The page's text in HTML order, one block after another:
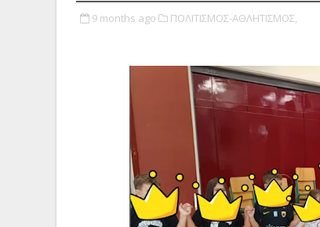
9 months ago ΠΟΛΙΤΙΣΜΟΣ-ΑΘΛΗΤΙΣΜΟΣ,